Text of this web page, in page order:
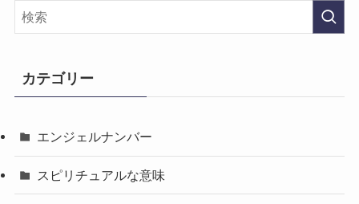
カテゴリー
エンジェルナンバー
スピリチュアルな意味